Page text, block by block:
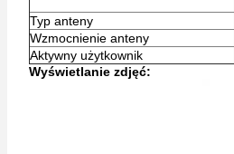
Typ anteny
Wzmocnienie anteny
Aktywny użytkownik
Wyświetlanie zdjęć: